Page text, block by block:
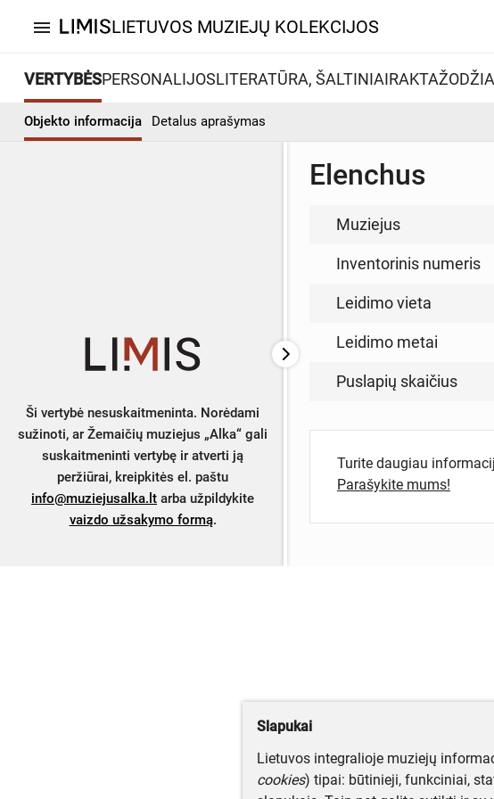
menu LIETUVOS MUZIEJŲ KOLEKCIJOS
VERTYBĖSPERSONALIJOSLITERATŪRA, ŠALTINIAI
Objekto informacija Detalus aprašymas
Ši vertybė nesuskaitmeninta. Norėdami
sužinoti, ar Žemaičių muziejus „Alka“ gali
suskaitmeninti vertybę ir atverti ją
peržiūrai, kreipkitės el. paštu
info@muziejusalka.lt arba užpildykite
vaizdo užsakymo formą.
Elenchus
Muziejus
Inventorinis numeris
Leidimo vieta
Leidimo metai
Puslapių skaičius
Turite daugiau
Parašykite mums!
Slapukai
Lietuvos integralioje muziejų
cookies) tipai: būtinieji, funkciniai,